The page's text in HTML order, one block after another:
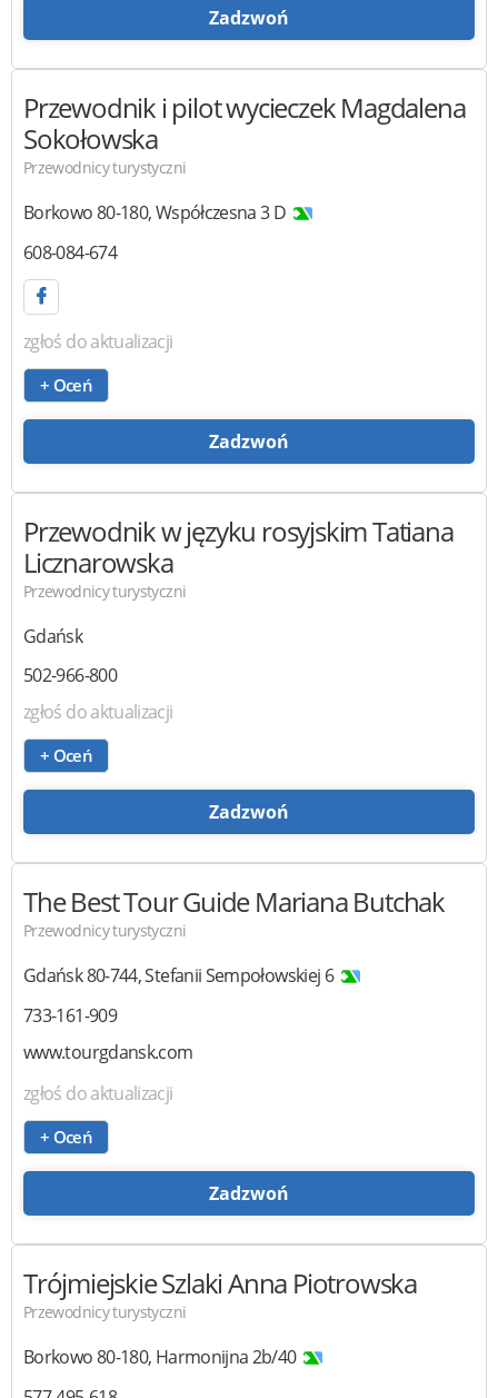
Zadzwoń
Przewodnik i pilot wycieczekMagdalena
Sokołowska
Przewodnicy turystyczni
Borkowo80-180,Współczesna 3 D
608-084-674
zgłoś do aktualizacji
+ Oceń
Zadzwoń
Przewodnik w języku rosyjskimTatiana
Licznarowska
Przewodnicy turystyczni
Gdańsk
502-966-800
zgłoś do aktualizacji
+ Oceń
Zadzwoń
The Best Tour Guide Mariana Butchak
Przewodnicy turystyczni
Gdańsk80-744,Stefanii Sempołowskiej 6
733-161-909
www.tourgdansk.com
zgłoś do aktualizacji
+ Oceń
Zadzwoń
Trójmiejskie Szlaki Anna Piotrowska
Przewodnicy turystyczni
Borkowo80-180, Harmonijna 2b/40